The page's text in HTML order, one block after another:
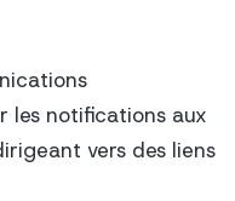
les notifications aux
vers des liens